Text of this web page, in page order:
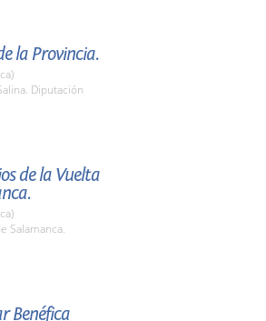
la Provincia.
Diputación
de la Vuelta
Salamanca.
Benéfica